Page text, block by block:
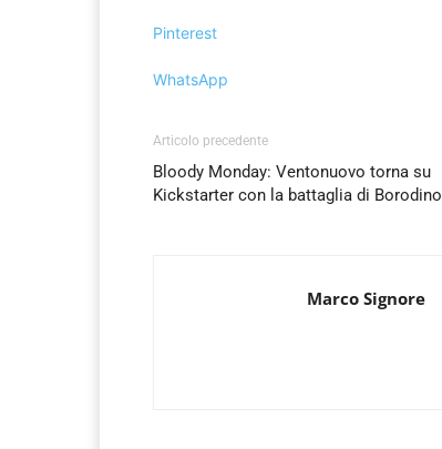
Pinterest
WhatsApp
Articolo precedente
Bloody Monday: Ventonuovo torna su
Kickstarter con la battaglia di Borodino
Marco Signore